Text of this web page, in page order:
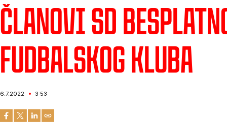
Članovi SD
fudbalskog kluba
6.7.2022 3:53